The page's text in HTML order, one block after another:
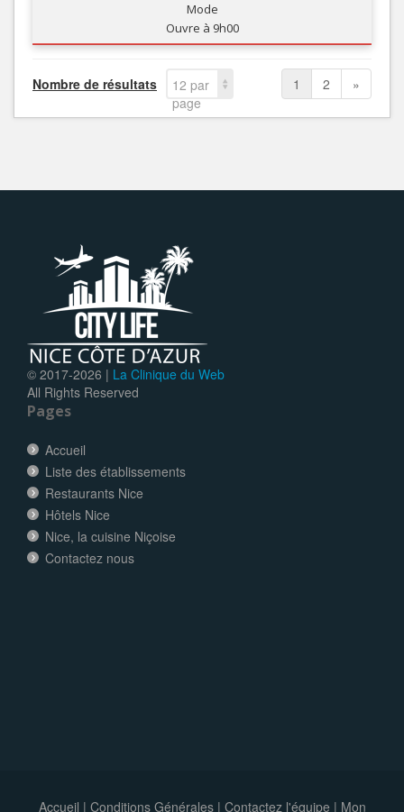
Mode
Ouvre à 9h00
Nombre de résultats
12 par
page
1 2 »
© 2017-2026 | La Clinique du Web
All Rights Reserved
Pages
Accueil
Liste des établissements
Restaurants Nice
Hôtels Nice
Nice, la cuisine Niçoise
Contactez nous
Accueil | Conditions Générales| Contactez l'équipe | Mon